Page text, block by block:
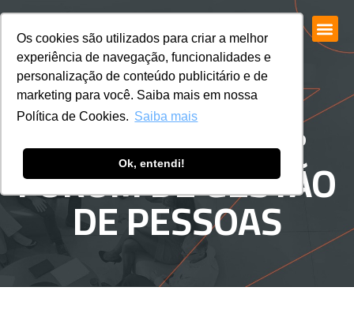
Os cookies são utilizados para criar a melhor
experiência de navegação, funcionalidades e
personalização de conteúdo publicitário e de
marketing para você. Saiba mais em nossa
Política de Cookies. Saiba mais
Ok, entendi!
PRÉ-VENDA 15º
FÓRUM DE GESTÃO
DE PESSOAS